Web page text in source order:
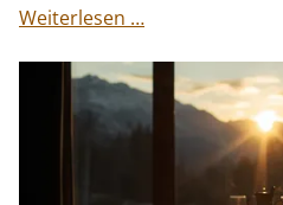
Weiterlesen …Der
als
(4)